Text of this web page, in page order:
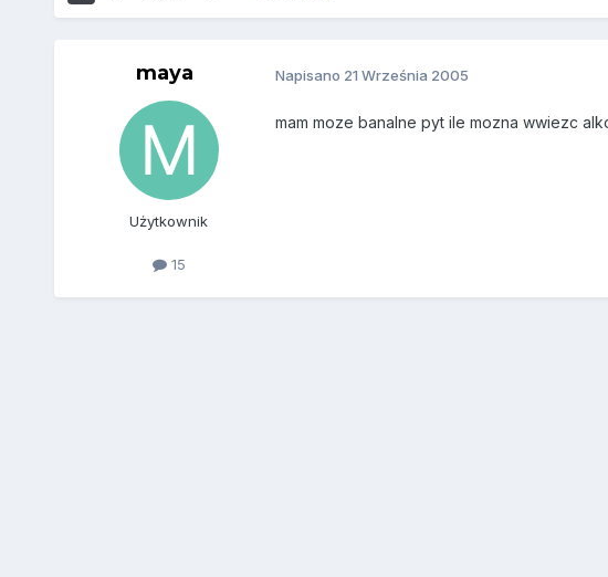
maya
Użytkownik
15
Napisano 21 Września 2005
mam moze banalne pyt ile mozna wwiezc